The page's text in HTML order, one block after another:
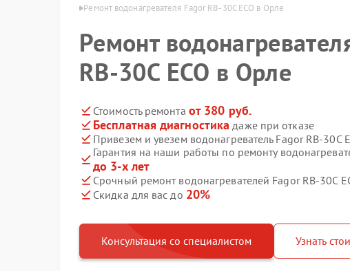
Fagor в Орле Ремонт водонагревателя Fagor RB-30C ECO в Орле
Ремонт
RB-30C ECO в Орле
Стоимость ремонта от 380 руб.
Бесплатная диагностика даже при отказе
Привезем и увезем водонагреватель Fagor RB-30C
Гарантия на наши работы по ремонту
до 3-х лет
Срочный ремонт водонагревателей Fagor RB-30C
Скидка для вас до 20%
Консультация со специалистом Узнать